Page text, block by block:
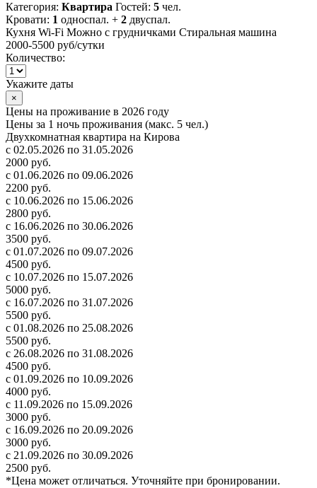
Категория: Квартира Гостей: 5 чел.
Кровати: 1 односпал. + 2 двуспал.
Кухня Wi-Fi Можно с грудничками Стиральная машина
2000-5500 руб/сутки
Количество:
Укажите даты
×
Цены на проживание в 2026 году
Цены за 1 ночь проживания (макс. 5 чел.)
Двухкомнатная квартира на Кирова
с 02.05.2026 по 31.05.2026
2000 руб.
с 01.06.2026 по 09.06.2026
2200 руб.
с 10.06.2026 по 15.06.2026
2800 руб.
с 16.06.2026 по 30.06.2026
3500 руб.
с 01.07.2026 по 09.07.2026
4500 руб.
с 10.07.2026 по 15.07.2026
5000 руб.
с 16.07.2026 по 31.07.2026
5500 руб.
с 01.08.2026 по 25.08.2026
5500 руб.
с 26.08.2026 по 31.08.2026
4500 руб.
с 01.09.2026 по 10.09.2026
4000 руб.
с 11.09.2026 по 15.09.2026
3000 руб.
с 16.09.2026 по 20.09.2026
3000 руб.
с 21.09.2026 по 30.09.2026
2500 руб.
*Цена может отличаться. Уточняйте при бронировании.